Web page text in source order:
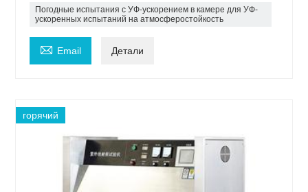
Погодные испытания с УФ-ускорением в камере для УФ-
ускоренных испытаний на атмосферостойкость
 Email Детали
горячий